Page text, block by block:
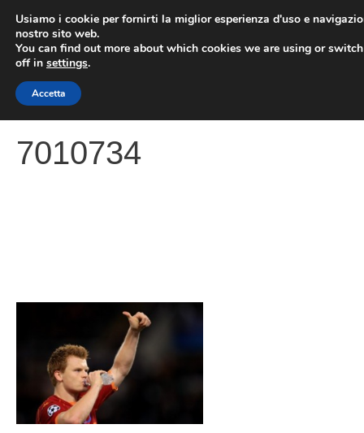
contenuto
7010734
Usiamo i cookie per fornirti la miglior esperienza d'uso e
nostro sito web.
You can find out more about which cookies we are using or
off in settings.
Accetta